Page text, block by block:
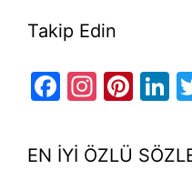
Takip Edin
EN İYİ ÖZLÜ